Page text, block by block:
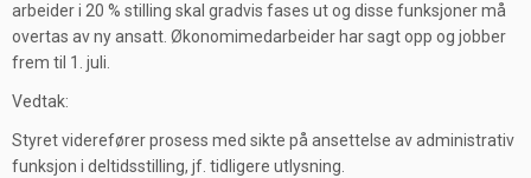
arbeider i 20 % stilling skal gradvis fases ut og disse funksjoner må
overtas av ny ansatt. Økonomimedarbeider har sagt opp og jobber
frem til 1. juli.
Vedtak:
Styret viderefører prosess med sikte på ansettelse av administrativ
funksjon i deltidsstilling, jf. tidligere utlysning.